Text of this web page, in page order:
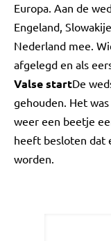
Europa. Aan de
Engeland,
Nederland mee.
afgelegd en als
Valse startDe
gehouden. Het
weer een beetje
heeft besloten dat
worden.